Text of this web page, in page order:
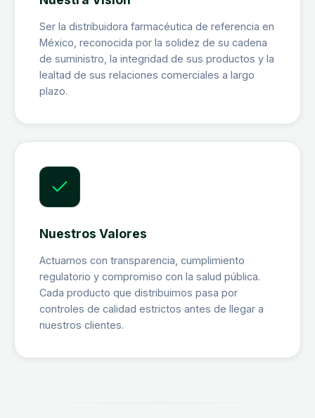
Ser la distribuidora farmacéutica de referencia en
México, reconocida por la solidez de su cadena
de suministro, la integridad de sus productos y la
lealtad de sus relaciones comerciales a largo
plazo.
Nuestros Valores
Actuamos con transparencia, cumplimiento
regulatorio y compromiso con la salud pública.
Cada producto que distribuimos pasa por
controles de calidad estrictos antes de llegar a
nuestros clientes.